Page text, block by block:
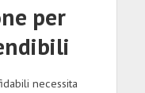
per
necessita